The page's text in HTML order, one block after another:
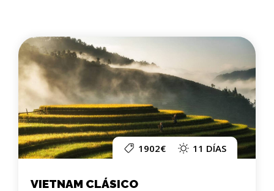
1902€ 11 DÍAS
VIETNAM CLÁSICO